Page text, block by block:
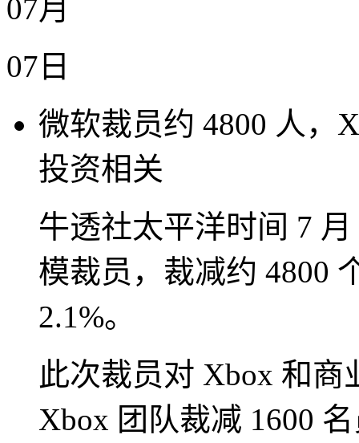
07月
07日
微软裁员约 4800 人，
投资相关
牛透社太平洋时间 7
模裁员，裁减约 4800
2.1%。
此次裁员对 Xbox 和
Xbox 团队裁减 1600